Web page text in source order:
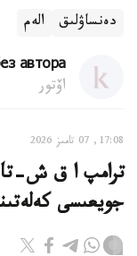
دەنساۋلىق الەم
автора
اۆتور
17:08, 07 تامىز 2026
ترامپ ا ق ش-تا
جويعىسى